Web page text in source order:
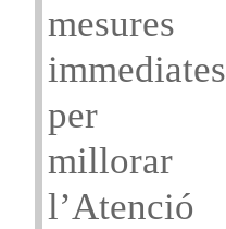
mesures
immediates
per
millorar
l’Atenció